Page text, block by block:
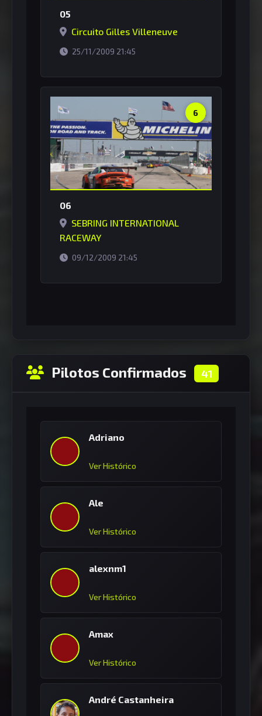
05
Circuito Gilles Villeneuve
25/11/2009 21:45
6
06
SEBRING INTERNATIONAL
RACEWAY
09/12/2009 21:45
Pilotos Confirmados 41
Adriano
Ver Histórico
Ale
Ver Histórico
alexnm1
Ver Histórico
Amax
Ver Histórico
André Castanheira